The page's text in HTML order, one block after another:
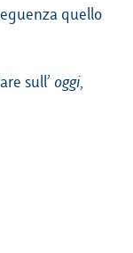
quello
sull’ oggi,